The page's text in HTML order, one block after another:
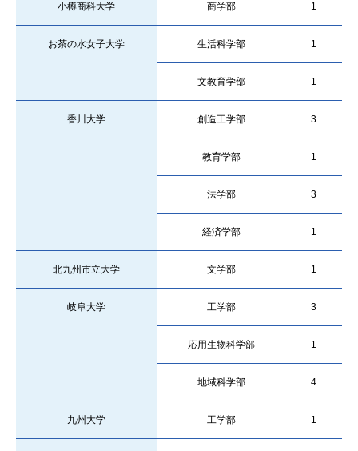
小樽商科大学 商学部 1
お茶の水女子大学 生活科学部 1
文教育学部 1
香川大学 創造工学部 3
教育学部 1
法学部 3
経済学部 1
北九州市立大学 文学部 1
岐阜大学 工学部 3
応用生物科学部 1
地域科学部 4
九州大学 工学部 1